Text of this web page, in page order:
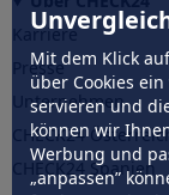
Mit dem Klick
über Cookies
servieren und
können wir
Werbung und
„anpassen”
Karriere
Presse
Unternehmen
CHECK24
CHECK24 Spanien